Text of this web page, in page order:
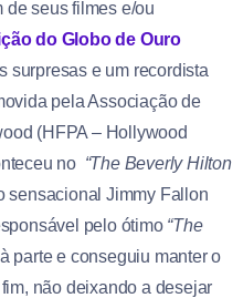
seus filmes e/ou
do Globo de Ouro
surpresas e um recordista
pela Associação de
(HFPA – Hollywood
no “The Beverly Hilton
sensacional Jimmy Fallon
pelo ótimo “The
parte e conseguiu manter o
não deixando a desejar